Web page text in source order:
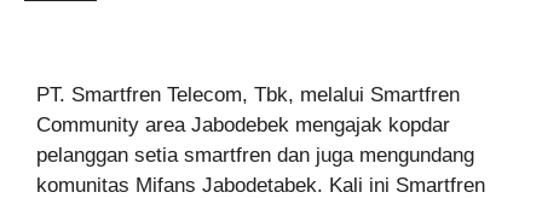
PT. Smartfren Telecom, Tbk, melalui Smartfren
Community area Jabodebek mengajak kopdar
pelanggan setia smartfren dan juga mengundang
komunitas Mifans Jabodetabek. Kali ini Smartfren